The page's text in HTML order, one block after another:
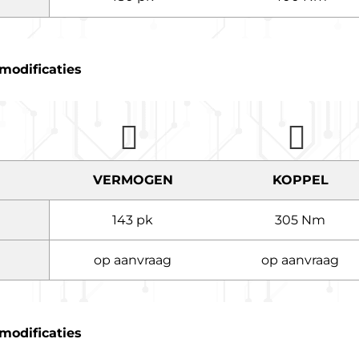
VERMOGEN KOPPEL
143 pk 305 Nm
op aanvraag op aanvraag